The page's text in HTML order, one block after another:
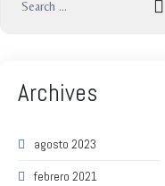
Archives
agosto 2023
febrero 2021